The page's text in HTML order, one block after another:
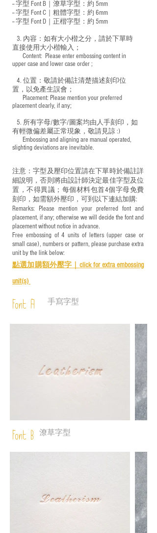
-- 字型 Font B｜潦草字型： 約 5mm
-- 字型 Font C｜粗體字型：約 6mm
-- 字型 Font D｜正楷字型： 約 5mm
3. 內容：如有大小楷之分，請於下單時
直接使用大小楷輸入；
​ Content: Please enter embossing content in
upper case and lower case order ;
4. 位置：敬請於備註清楚描述刻印位
置，以免產生誤會；
​ Placement: Please mention your preferred
placement clearly, if any;
5. 所有字母/數字/圖案均由人手刻印，如
有輕微偏差屬正常現象，敬請見諒 :)
​ Embossing and aligning are manual operated,
slighting deviations are inevitable.
注意：字型及壓印位置請在下單時於備註詳
細說明，否則將由設計師決定最佳字型及位
置，不得異議；每個材料包首4個字母免費
刻印，如需額外壓印，可到以下連結加購:
Remarks: Please mention your preferred font and
placement, if any; otherwise we will decide the font and
placement without notice in advance.
Free embossing of 4 units of letters (upper case or
small case), numbers or pattern, please purchase extra
unit by the link below:
點選加購額外壓字｜ click for extra embossing
unit(s)
Font A 手寫字型
Font B 潦草字型